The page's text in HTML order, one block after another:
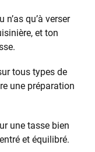
n’as qu’à verser
et ton
tous types de
une préparation
une tasse bien
et équilibré.